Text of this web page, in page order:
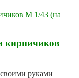
кирпичиков
руками